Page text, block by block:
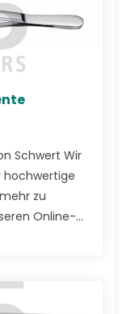
Schwert Wir
hochwertige
zu
Online-...